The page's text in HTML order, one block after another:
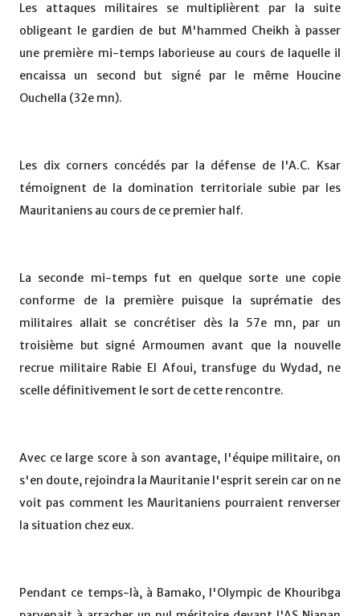
Les attaques militaires se multiplièrent par la suite
obligeant le gardien de but M'hammed Cheikh à passer
une première mi-temps laborieuse au cours de laquelle il
encaissa un second but signé par le même Houcine
Ouchella (32e mn).
Les dix corners concédés par la défense de l'A.C. Ksar
témoignent de la domination territoriale subie par les
Mauritaniens au cours de ce premier half.
La seconde mi-temps fut en quelque sorte une copie
conforme de la première puisque la suprématie des
militaires allait se concrétiser dès la 57e mn, par un
troisième but signé Armoumen avant que la nouvelle
recrue militaire Rabie El Afoui, transfuge du Wydad, ne
scelle définitivement le sort de cette rencontre.
Avec ce large score à son avantage, l'équipe militaire, on
s'en doute, rejoindra la Mauritanie l'esprit serein car on ne
voit pas comment les Mauritaniens pourraient renverser
la situation chez eux.
Pendant ce temps-là, à Bamako, l'Olympic de Khouribga